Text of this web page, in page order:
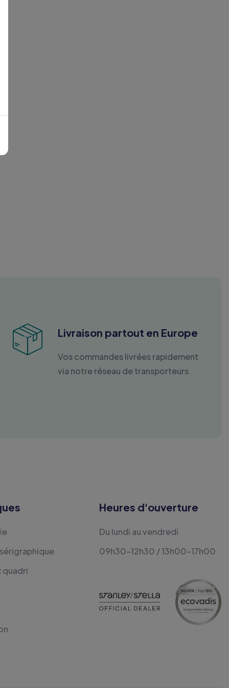
Livraison partout en Europe
Vos commandes livrées rapidement
via notre réseau de transporteurs
quadri
Heures d'ouverture
Du lundi au vendredi
09h30-12h30 / 13h00-17h00